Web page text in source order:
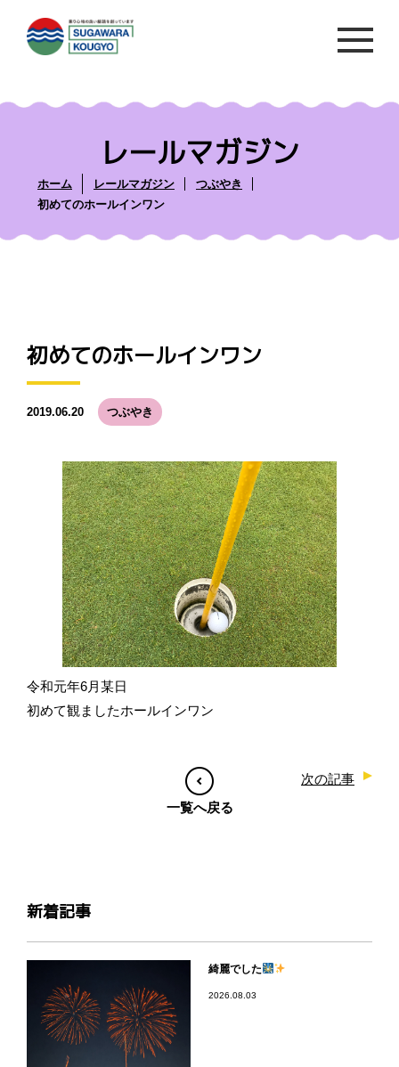
レールマガジン
ホーム レールマガジン
つぶやき
初めてのホールインワン
初めてのホールインワン
2019.06.20 つぶやき
令和元年6月某日
初めて観ましたホールインワン
一覧へ戻る
次の記事
新着記事
綺麗でした
2026.08.03